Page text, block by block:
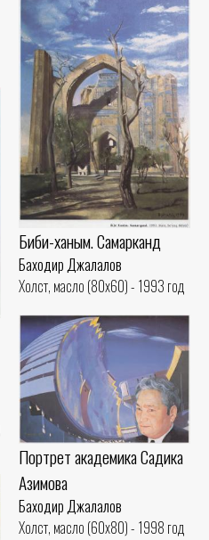
Биби-ханым. Самарканд
Баходир Джалалов
Холст, масло (80x60) - 1993 год
Портрет академика Садика
Азимова
Баходир Джалалов
Холст, масло (60x80) - 1998 год